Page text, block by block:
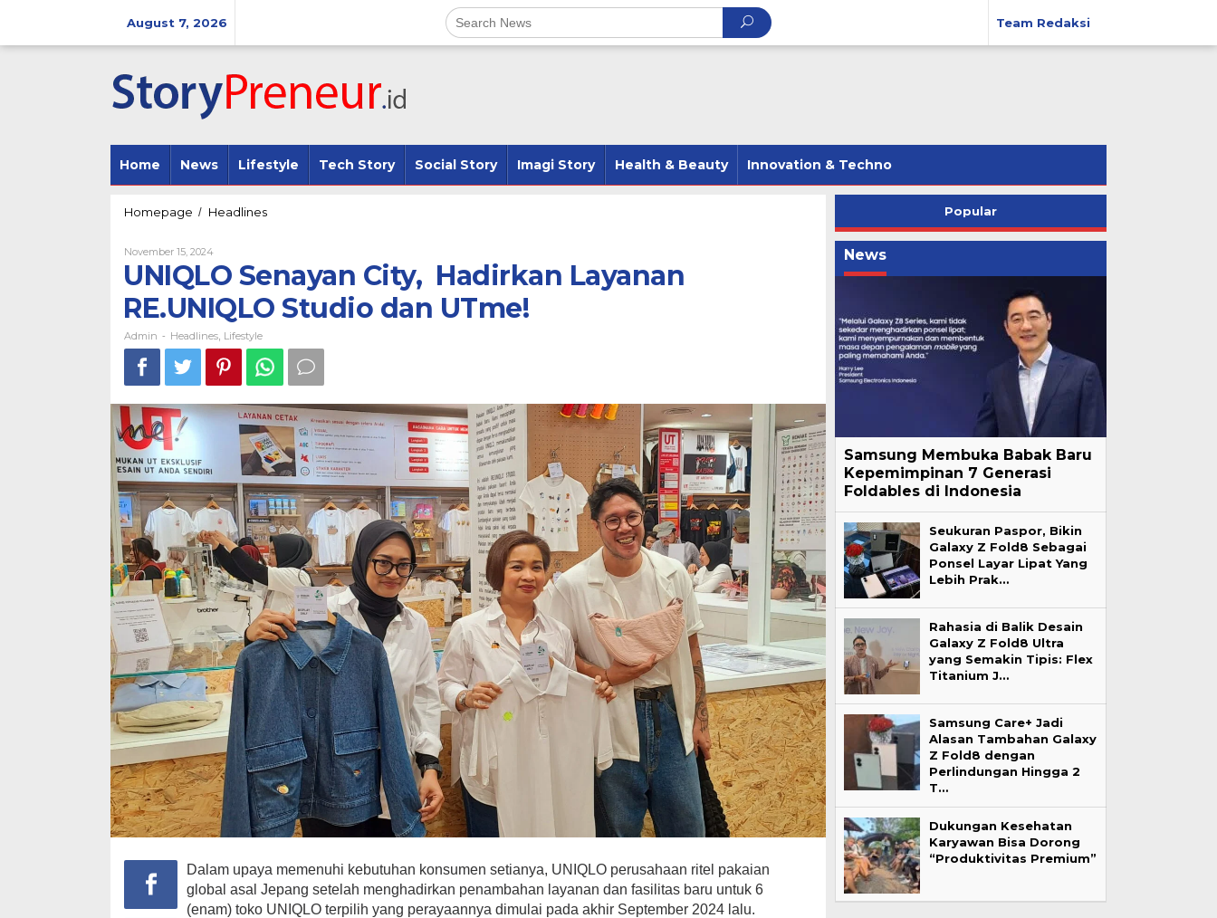
August 7, 2026 Team Redaksi
Home News Lifestyle Tech Story Social Story Imagi Story Health & Beauty Innovation & Techno
Homepage / HeadlinesUNIQLO
Layanan
RE.UNIQLO
Studio
November 15, 2024By
Admin
UNIQLO Senayan City, Hadirkan Layanan
RE.UNIQLO Studio dan UTme!
Admin - Headlines Lifestyle
Dalam upaya memenuhi kebutuhan konsumen setianya, UNIQLO perusahaan ritel pakaian
global asal Jepang setelah menghadirkan penambahan layanan dan fasilitas baru untuk 6
(enam) toko UNIQLO terpilih yang perayaannya dimulai pada akhir September 2024 lalu.
Popular
News
Samsung Membuka Babak Baru
Kepemimpinan 7 Generasi
Foldables di Indonesia
Seukuran Paspor, Bikin
Galaxy Z Fold8 Sebagai
Ponsel Layar Lipat Yang
Lebih Prak…
Rahasia di Balik Desain
Galaxy Z Fold8 Ultra
yang Semakin Tipis: Flex
Titanium J…
Samsung Care+ Jadi
Alasan Tambahan Galaxy
Z Fold8 dengan
Perlindungan Hingga 2
T…
Dukungan Kesehatan
Karyawan Bisa Dorong
“Produktivitas Premium”